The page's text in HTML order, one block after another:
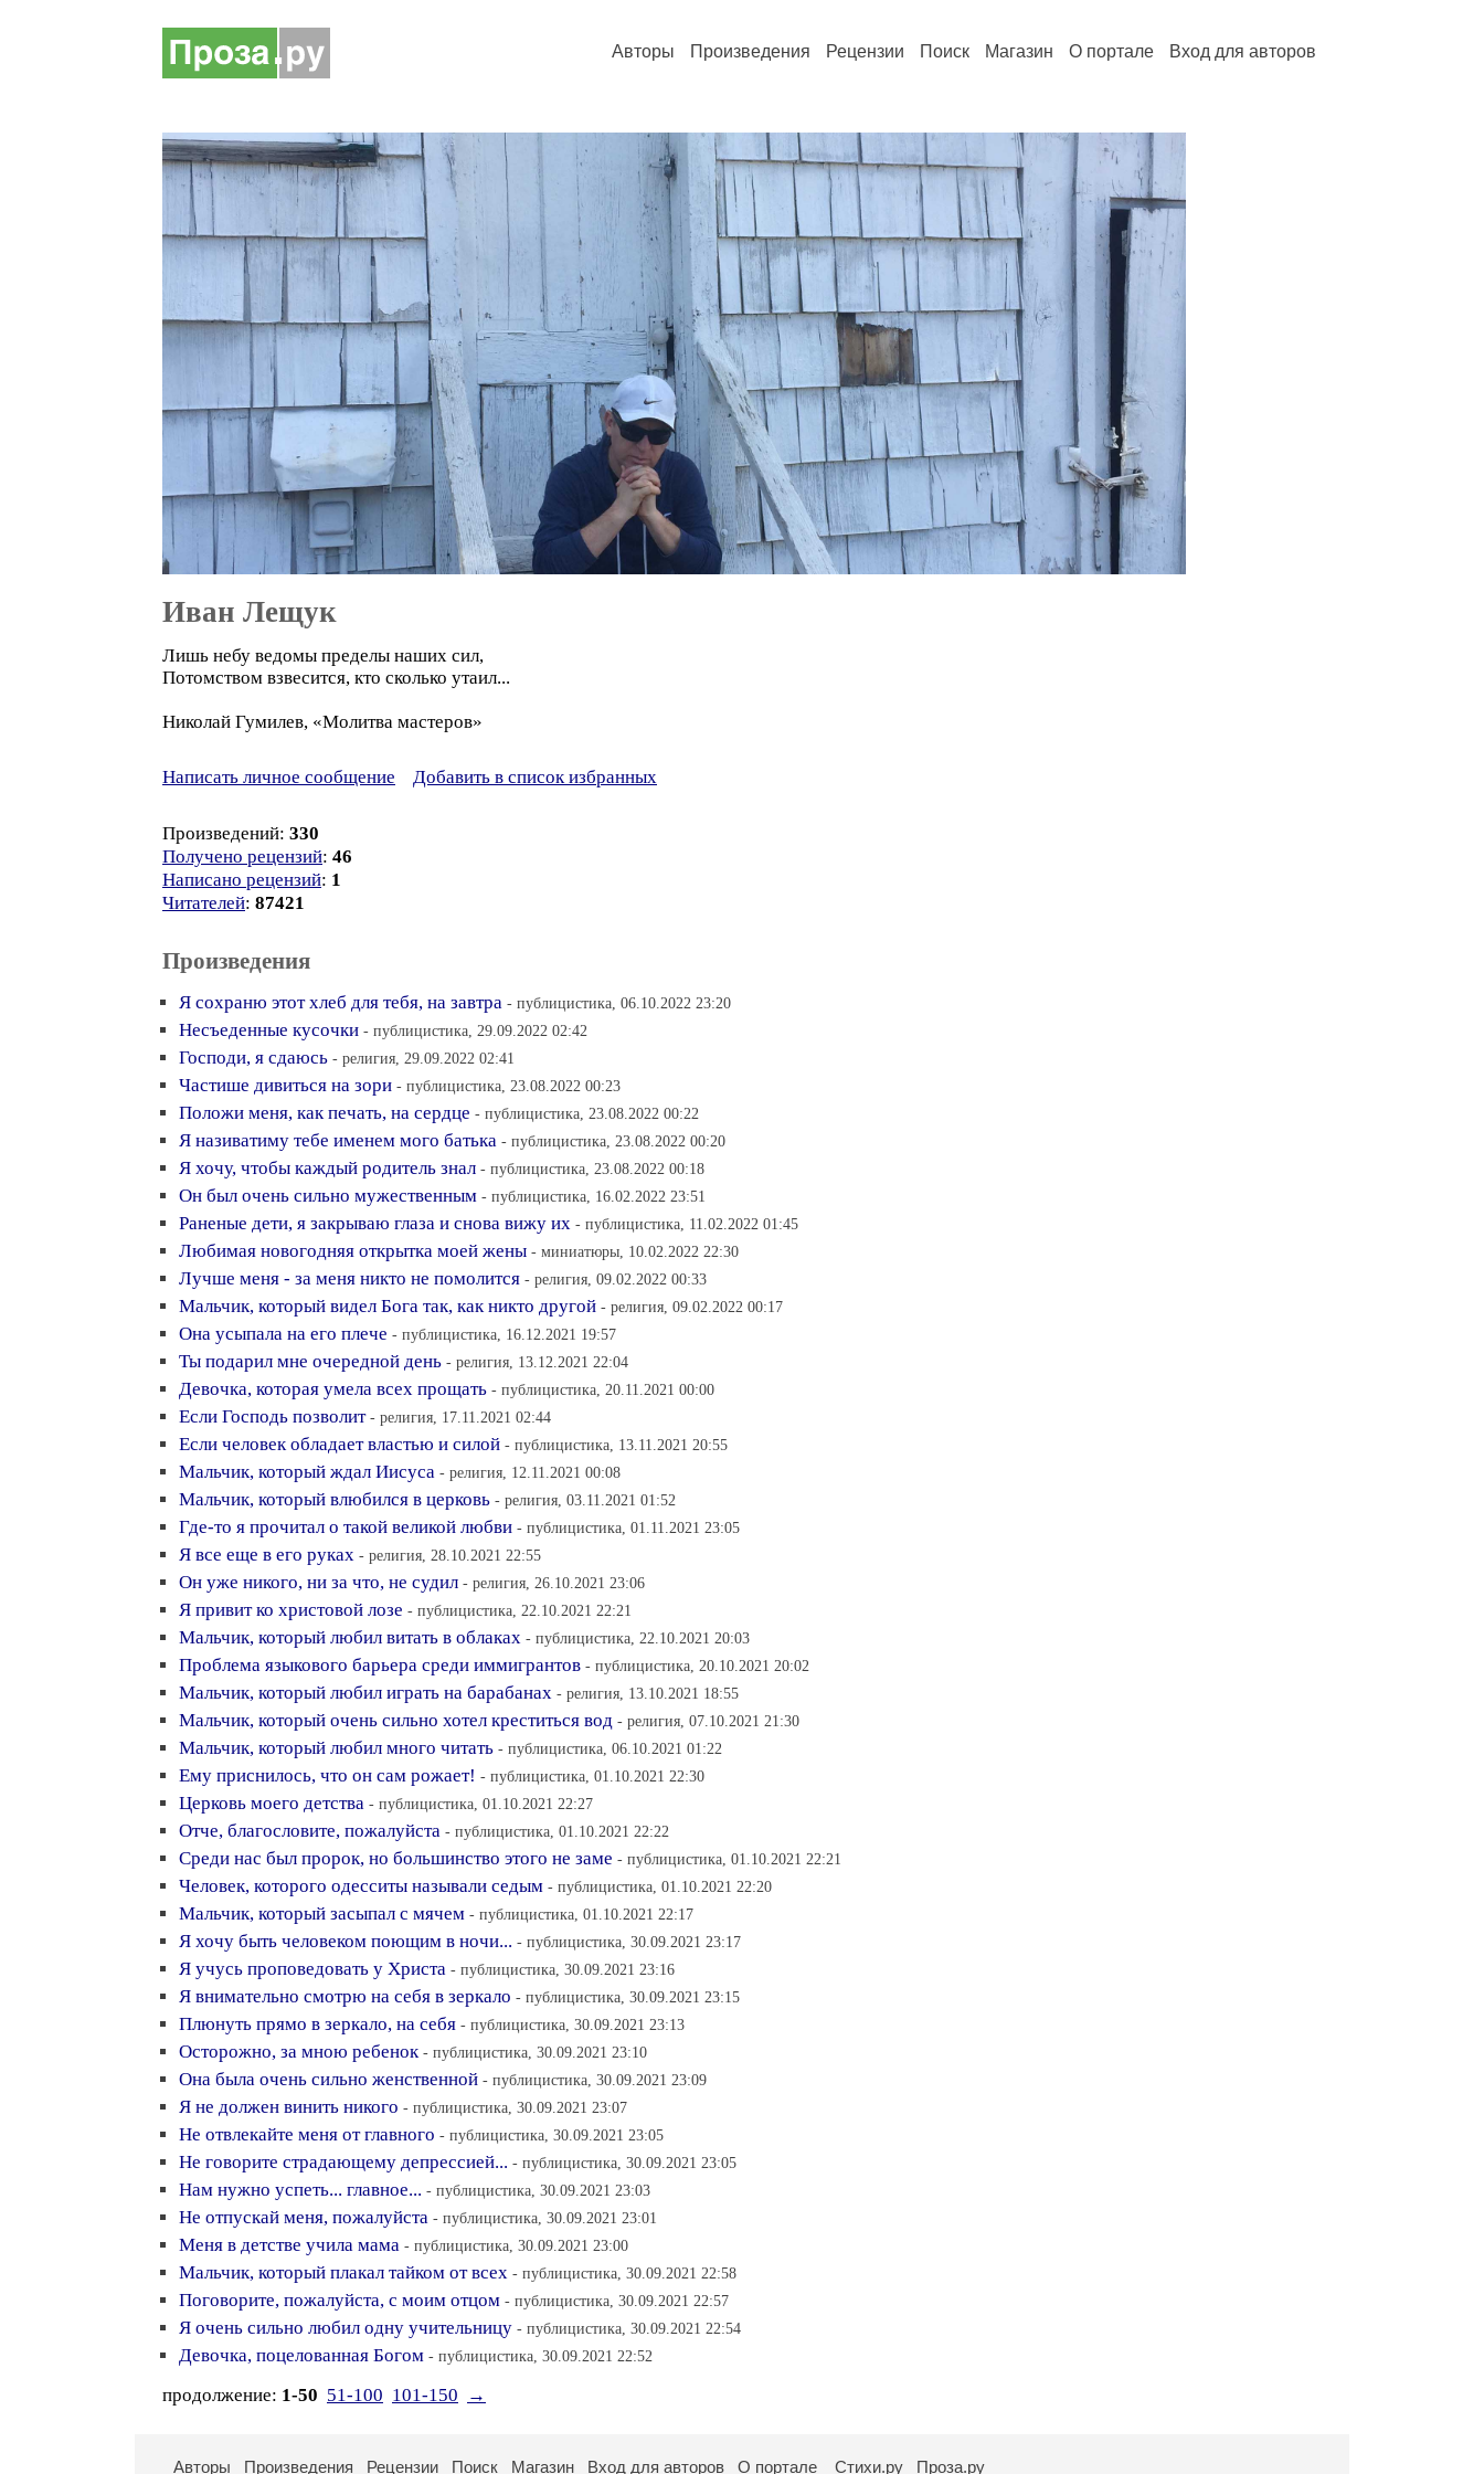
Авторы Произведения Рецензии Поиск Магазин О портале Вход для авторов
Иван Лещук
Лишь небу ведомы пределы наших сил,
Потомством взвесится, кто сколько утаил...
Николай Гумилев, «Молитва мастеров»
Написать личное сообщение Добавить в список избранных
Произведений: 330
Получено рецензий: 46
Написано рецензий: 1
Читателей: 87421
Произведения
Я сохраню этот хлеб для тебя, на завтра - публицистика, 06.10.2022 23:20
Несъеденные кусочки - публицистика, 29.09.2022 02:42
Господи, я сдаюсь - религия, 29.09.2022 02:41
Частише дивиться на зори - публицистика, 23.08.2022 00:23
Положи меня, как печать, на сердце - публицистика, 23.08.2022 00:22
Я називатиму тебе именем мого батька - публицистика, 23.08.2022 00:20
Я хочу, чтобы каждый родитель знал - публицистика, 23.08.2022 00:18
Он был очень сильно мужественным - публицистика, 16.02.2022 23:51
Раненые дети, я закрываю глаза и снова вижу их - публицистика, 11.02.2022 01:45
Любимая новогодняя открытка моей жены - миниатюры, 10.02.2022 22:30
Лучше меня - за меня никто не помолится - религия, 09.02.2022 00:33
Мальчик, который видел Бога так, как никто другой - религия, 09.02.2022 00:17
Она усыпала на его плече - публицистика, 16.12.2021 19:57
Ты подарил мне очередной день - религия, 13.12.2021 22:04
Девочка, которая умела всех прощать - публицистика, 20.11.2021 00:00
Если Господь позволит - религия, 17.11.2021 02:44
Если человек обладает властью и силой - публицистика, 13.11.2021 20:55
Мальчик, который ждал Иисуса - религия, 12.11.2021 00:08
Мальчик, который влюбился в церковь - религия, 03.11.2021 01:52
Где-то я прочитал о такой великой любви - публицистика, 01.11.2021 23:05
Я все еще в его руках - религия, 28.10.2021 22:55
Он уже никого, ни за что, не судил - религия, 26.10.2021 23:06
Я привит ко христовой лозе - публицистика, 22.10.2021 22:21
Мальчик, который любил витать в облаках - публицистика, 22.10.2021 20:03
Проблема языкового барьера среди иммигрантов - публицистика, 20.10.2021 20:02
Мальчик, который любил играть на барабанах - религия, 13.10.2021 18:55
Мальчик, который очень сильно хотел креститься вод - религия, 07.10.2021 21:30
Мальчик, который любил много читать - публицистика, 06.10.2021 01:22
Ему приснилось, что он сам рожает! - публицистика, 01.10.2021 22:30
Церковь моего детства - публицистика, 01.10.2021 22:27
Отче, благословите, пожалуйста - публицистика, 01.10.2021 22:22
Среди нас был пророк, но большинство этого не заме - публицистика, 01.10.2021 22:21
Человек, которого одесситы называли седым - публицистика, 01.10.2021 22:20
Мальчик, который засыпал с мячем - публицистика, 01.10.2021 22:17
Я хочу быть человеком поющим в ночи... - публицистика, 30.09.2021 23:17
Я учусь проповедовать у Христа - публицистика, 30.09.2021 23:16
Я внимательно смотрю на себя в зеркало - публицистика, 30.09.2021 23:15
Плюнуть прямо в зеркало, на себя - публицистика, 30.09.2021 23:13
Осторожно, за мною ребенок - публицистика, 30.09.2021 23:10
Она была очень сильно женственной - публицистика, 30.09.2021 23:09
Я не должен винить никого - публицистика, 30.09.2021 23:07
Не отвлекайте меня от главного - публицистика, 30.09.2021 23:05
Не говорите страдающему депрессией... - публицистика, 30.09.2021 23:05
Нам нужно успеть... главное... - публицистика, 30.09.2021 23:03
Не отпускай меня, пожалуйста - публицистика, 30.09.2021 23:01
Меня в детстве учила мама - публицистика, 30.09.2021 23:00
Мальчик, который плакал тайком от всех - публицистика, 30.09.2021 22:58
Поговорите, пожалуйста, с моим отцом - публицистика, 30.09.2021 22:57
Я очень сильно любил одну учительницу - публицистика, 30.09.2021 22:54
Девочка, поцелованная Богом - публицистика, 30.09.2021 22:52
продолжение: 1-50 51-100 101-150 →
Авторы Произведения Рецензии Поиск Магазин Вход для авторов О портале Стихи.ру Проза.ру